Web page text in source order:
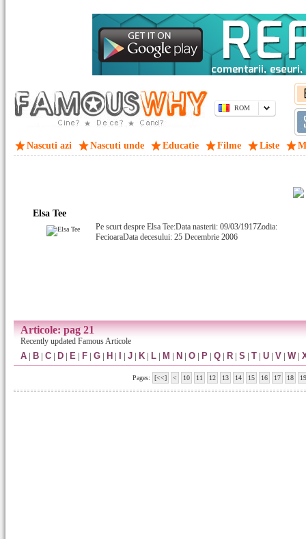
ROM
Nascuti azi Nascuti unde Educatie Filme Liste
Elsa Tee
Pe scurt despre Elsa Tee:Data nasterii: 09/03/1917Zodia:
FecioaraData decesului: 25 Decembrie 2006
Articole: pag 21
Recently updated Famous Articole
A | B | C | D | E | F | G | H | | J | K | L | M | N | O | P | Q | R | S | T | U | V | W|
Pages: [<<] < 10 11 12 13 14 15 16 17 18 19